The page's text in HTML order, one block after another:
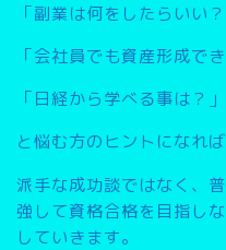
「副業は何をしたらいい？
「会社員でも資産形成でき
「日経から学べる事は？」
と悩む方のヒントになれば
派手な成功談ではなく、
強して資格合格を目指し
していきます。